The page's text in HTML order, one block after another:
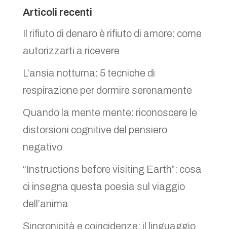
Articoli recenti
Il rifiuto di denaro è rifiuto di amore: come
autorizzarti a ricevere
L’ansia notturna: 5 tecniche di
respirazione per dormire serenamente
Quando la mente mente: riconoscere le
distorsioni cognitive del pensiero
negativo
“Instructions before visiting Earth”: cosa
ci insegna questa poesia sul viaggio
dell’anima
Sincronicità e coincidenze: il linguaggio